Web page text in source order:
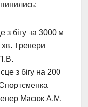
з бігу на 3000 м
хв. Тренери
з бігу на 200
Масюк А.М.